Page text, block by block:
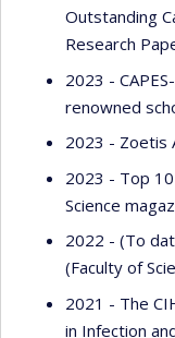
Outstanding
Research
2023 -
renowned
2023 - Zoetis
2023 - Top
Science
2022 - (To
(Faculty of
2021 - The
in Infection